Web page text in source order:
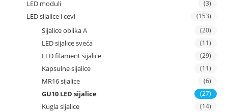
LED moduli (3)
LED sijalice i cevi (153)
Sijalice oblika A (20)
LED sijalice sveća (11)
LED filament sijalice (29)
Kapsulne sijalice (11)
MR16 sijalice (6)
GU10 LED sijalice (27)
Kugla sijalice (14)